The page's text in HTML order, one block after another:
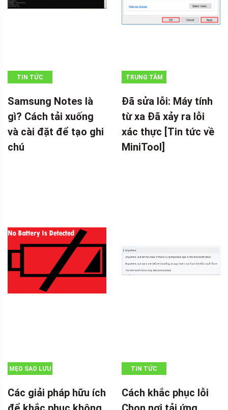
TIN TỨC
Samsung Notes là
gì? Cách tải xuống
và cài đặt để tạo ghi
chú
TRUNG TÂM
MINITOOL
Đã sửa lỗi: Máy tính
từ xa Đã xảy ra lỗi
xác thực [Tin tức về
MiniTool]
MẸO SAO LƯU
Các giải pháp hữu ích
TIN TỨC
Cách khắc phục lỗi